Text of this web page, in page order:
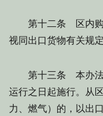
第十二条 区内购
视同出口货物有关规定
第十三条 本办法
运行之日起施行。从
力、燃气）的，以出